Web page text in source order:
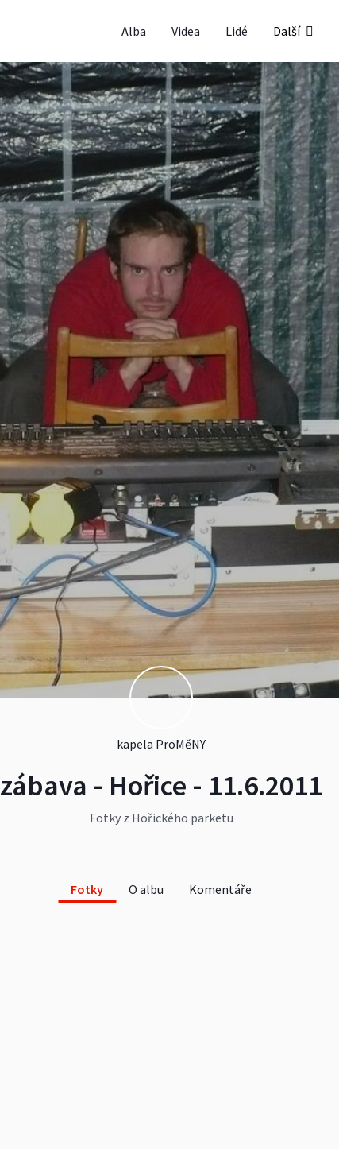
Alba Videa Lidé Další
kapela ProMěNY
zábava - Hořice - 11.6.2011
Fotky z Hořického parketu
Fotky O albu Komentáře